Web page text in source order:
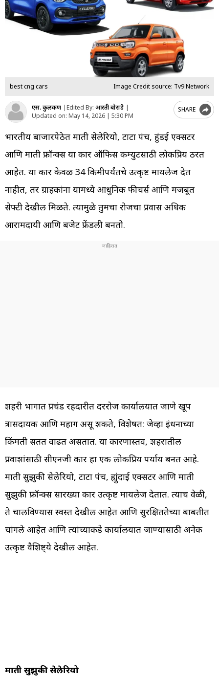
best cng cars Image Credit source: Tv9 Network
एस. कुलकर्णी |Edited By: आरती बोराडे |
Updated on: May 14, 2026 | 5:30 PM
SHARE
भारतीय बाजारपेठेत मारुती सेलेरियो, टाटा पंच, हुंडई एक्सटर
आणि मारुती फ्रॉन्क्स या कार ऑफिस कम्युटसाठी लोकप्रिय ठरत
आहेत. या कार केवळ 34 किमीपर्यंतचे उत्कृष्ट मायलेज देत
नाहीत, तर ग्राहकांना यामध्ये आधुनिक फीचर्स आणि मजबूत
सेफ्टी देखील मिळते. त्यामुळे तुमचा रोजचा प्रवास अधिक
आरामदायी आणि बजेट फ्रेंडली बनतो.
शहरी भागात प्रचंड रहदारीत दररोज कार्यालयात जाणे खूप
त्रासदायक आणि महाग असू शकते, विशेषत: जेव्हा इंधनाच्या
किंमती सतत वाढत असतात. या कारणास्तव, शहरातील
प्रवाशांसाठी सीएनजी कार हा एक लोकप्रिय पर्याय बनत आहे.
मारुती सुझुकी सेलेरियो, टाटा पंच, ह्युंदाई एक्सटर आणि मारुती
सुझुकी फ्रॉन्क्स सारख्या कार उत्कृष्ट मायलेज देतात. त्याच वेळी,
ते चालविण्यास स्वस्त देखील आहेत आणि सुरक्षिततेच्या बाबतीत
चांगले आहेत आणि त्यांच्याकडे कार्यालयात जाण्यासाठी अनेक
उत्कृष्ट वैशिष्ट्ये देखील आहेत.
मारुती सुझुकी सेलेरियो